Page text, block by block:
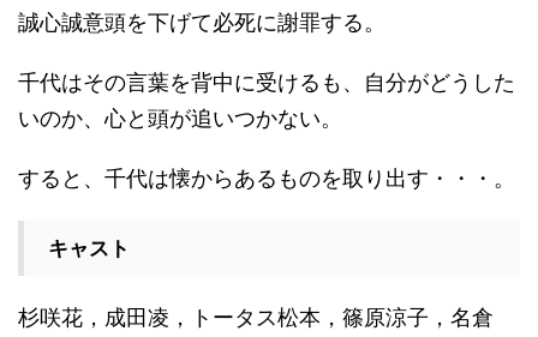
誠心誠意頭を下げて必死に謝罪する。
千代はその言葉を背中に受けるも、自分がどうした
いのか、心と頭が追いつかない。
すると、千代は懐からあるものを取り出す・・・。
キャスト
杉咲花，成田凌，トータス松本，篠原涼子，名倉